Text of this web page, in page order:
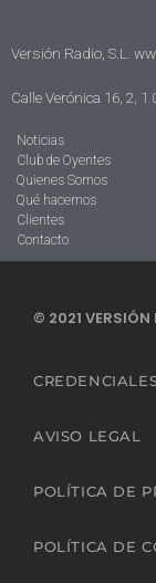
Versión Radio, S.L.
Calle Verónica 16, 2, 1
Noticias
Club de Oyentes
Quienes Somos
Qué hacemos
Clientes
Contacto
© 2021 VERSIÓN
AVISO LEGAL
POLÍTICA DE
POLÍTICA DE